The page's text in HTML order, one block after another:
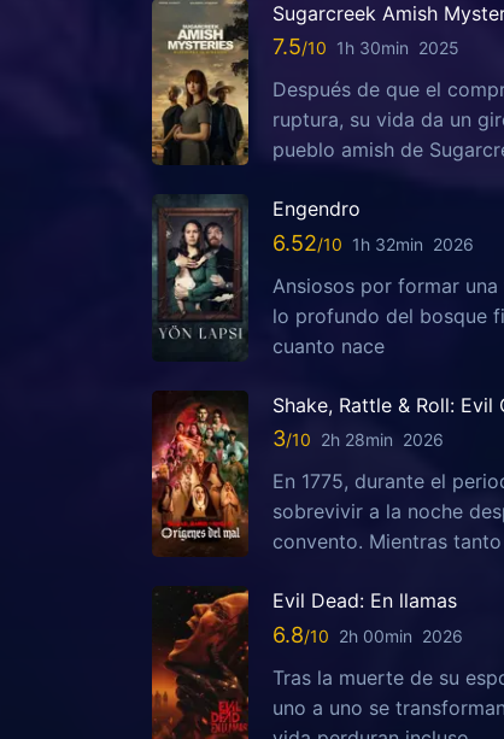
Sugarcreek Amish
7.5 1h 30min 2025
Después de que el
ruptura, su vida da un
pueblo amish de
Engendro
6.52 1h 32min 2026
Ansiosos por formar
lo profundo del bosque
cuanto nace
Shake, Rattle & Roll: Evil
3 2h 28min 2026
En 1775, durante el
sobrevivir a la noche
convento. Mientras tanto
Evil Dead: En llamas
6.8 2h 00min 2026
Tras la muerte de su
uno a uno se